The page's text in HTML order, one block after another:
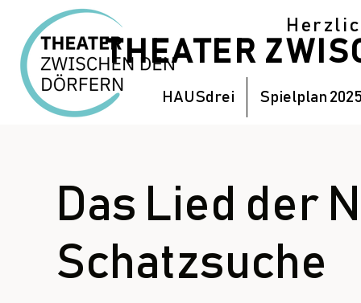
THEATER
HAUSdrei Spielplan
Das Lied der
Schatzsuche